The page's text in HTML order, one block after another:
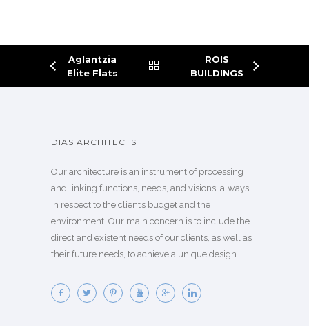
Aglantzia
Elite Flats
ROIS
BUILDINGS
DIAS ARCHITECTS
Our architecture is an instrument of processing
and linking functions, needs, and visions, always
in respect to the client’s budget and the
environment. Our main concern is to include the
direct and existent needs of our clients, as well as
their future needs, to achieve a unique design.